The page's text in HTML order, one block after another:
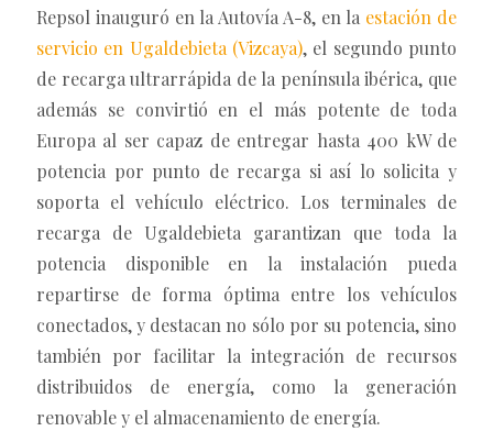
Repsol inauguró en la Autovía A-8, en la estación de
servicio en Ugaldebieta (Vizcaya), el segundo punto
de recarga ultrarrápida de la península ibérica, que
además se convirtió en el más potente de toda
Europa al ser capaz de entregar hasta 400 kW de
potencia por punto de recarga si así lo solicita y
soporta el vehículo eléctrico. Los terminales de
recarga de Ugaldebieta garantizan que toda la
potencia disponible en la instalación pueda
repartirse de forma óptima entre los vehículos
conectados, y destacan no sólo por su potencia, sino
también por facilitar la integración de recursos
distribuidos de energía, como la generación
renovable y el almacenamiento de energía.